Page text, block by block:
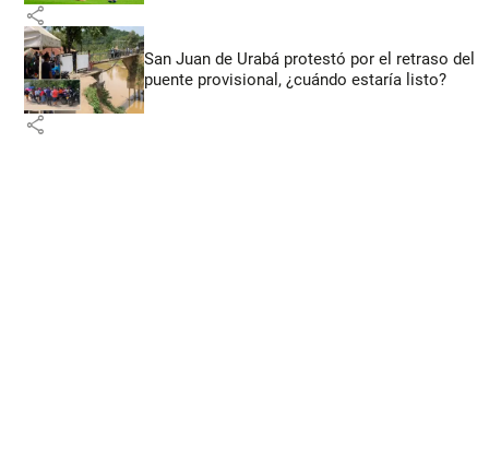
share
San Juan de Urabá protestó por el retraso del
puente provisional, ¿cuándo estaría listo?
share